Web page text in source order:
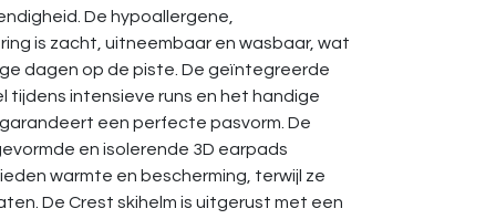
De hypoallergene,
is zacht, uitneembaar en wasbaar, wat
dagen op de piste. De geïntegreerde
intensieve runs en het handige
een perfecte pasvorm. De
en isolerende 3D earpads
warmte en bescherming, terwijl ze
De Crest skihelm is uitgerust met een